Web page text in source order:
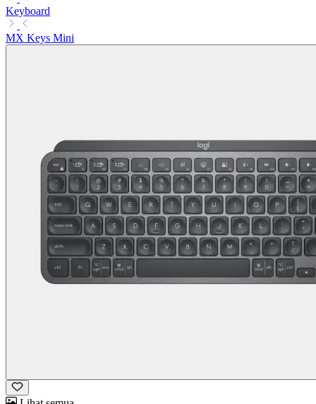
Keyboard
MX Keys Mini